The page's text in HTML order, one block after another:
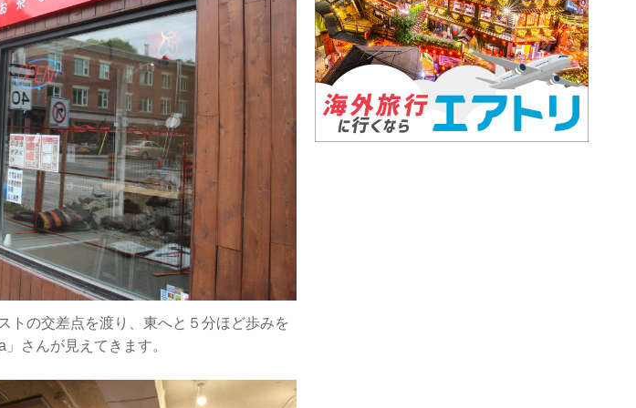
トの交差点を渡り、東へと５分ほど歩みを
さんが見えてきます。